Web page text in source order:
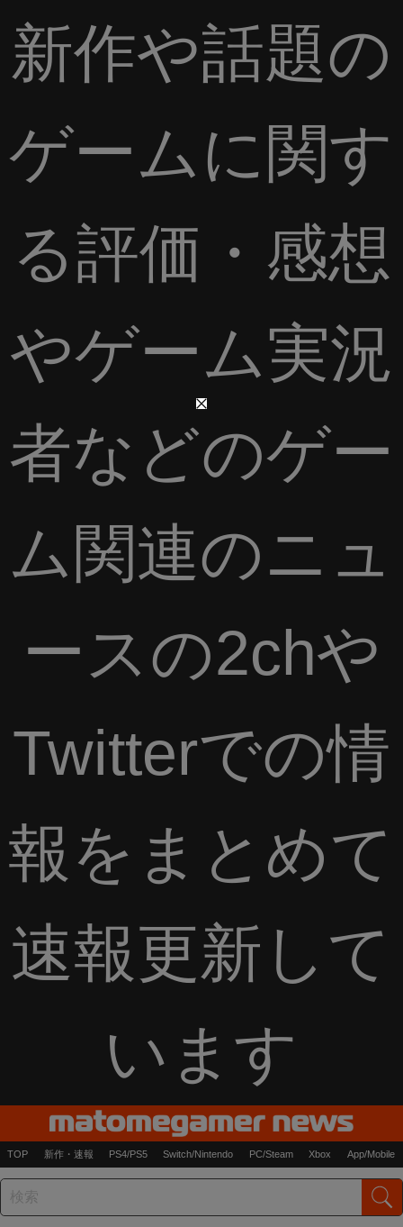
新作や話題の
ゲームに関す
る評価・感想
やゲーム実況
者などのゲー
ム関連のニュ
ースの2chや
Twitterでの情
報をまとめて
速報更新して
います
TOP 新作・速報 PS4/PS5 Switch/Nintendo PC/Steam Xbox App/Mobile